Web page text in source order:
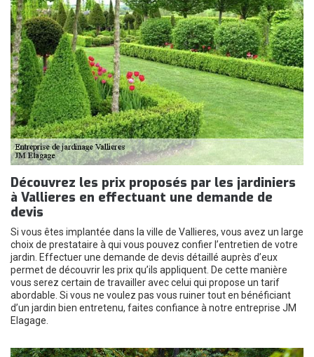
Découvrez les prix proposés par les jardiniers
à Vallieres en effectuant une demande de
devis
Si vous êtes implantée dans la ville de Vallieres, vous avez un large
choix de prestataire à qui vous pouvez confier l’entretien de votre
jardin. Effectuer une demande de devis détaillé auprès d’eux
permet de découvrir les prix qu’ils appliquent. De cette manière
vous serez certain de travailler avec celui qui propose un tarif
abordable. Si vous ne voulez pas vous ruiner tout en bénéficiant
d’un jardin bien entretenu, faites confiance à notre entreprise JM
Elagage.